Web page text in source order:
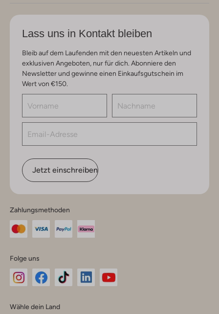
Lass uns in Kontakt bleiben
Bleib auf dem Laufenden mit den neuesten Artikeln und
exklusiven Angeboten, nur für dich. Abonniere den
Newsletter und gewinne einen Einkaufsgutschein im
Wert von €150.
Jetzt einschreiben
Zahlungsmethoden
Folge uns
Wähle dein Land